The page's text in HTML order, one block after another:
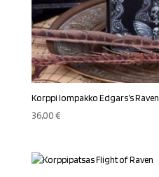
Korppi lompakko Edgars’s Raven
36,00€